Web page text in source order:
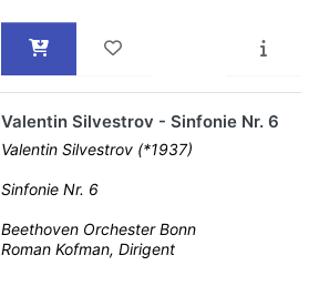
Valentin Silvestrov - Sinfonie Nr. 6
Valentin Silvestrov (*1937)
Sinfonie Nr. 6
Beethoven Orchester Bonn
Roman Kofman, Dirigent